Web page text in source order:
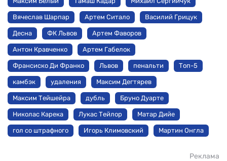
Вячеслав Шарпар Артем Ситало Василий Грицук
Десна ФК Львов Артем Фаворов
Антон Кравченко Артем Габелок
Франсиско Ди Франко Львов пенальти Топ-5
камбэк удаления Максим Дегтярев
Максим Тейшейра дубль Бруно Дуарте
Николас Карека Лукас Тейлор Матар Дийе
гол со штрафного Игорь Климовский Мартин Онгла
Реклама